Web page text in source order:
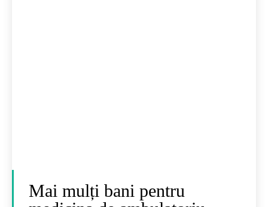
Mai mulți bani pentru